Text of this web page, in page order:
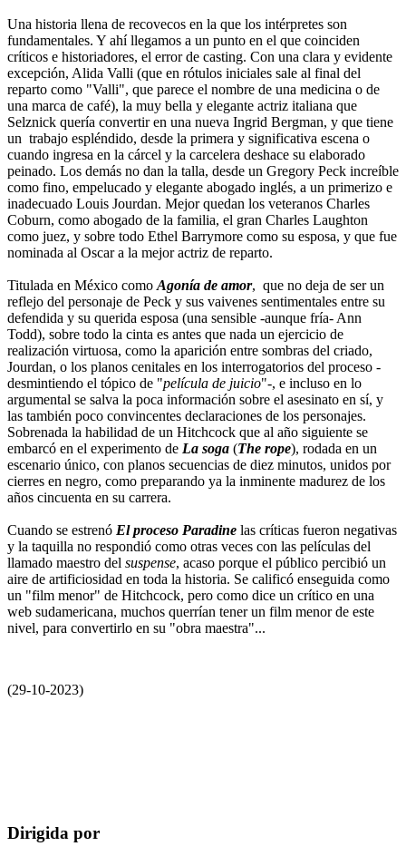
Una historia llena de recovecos en la que los intérpretes son
fundamentales. Y ahí llegamos a un punto en el que coinciden
críticos e historiadores, el error de casting. Con una clara y evidente
excepción, Alida Valli (que en rótulos iniciales sale al final del
reparto como "Valli", que parece el nombre de una medicina o de
una marca de café), la muy bella y elegante actriz italiana que
Selznick quería convertir en una nueva Ingrid Bergman, y que tiene
un trabajo espléndido, desde la primera y significativa escena o
cuando ingresa en la cárcel y la carcelera deshace su elaborado
peinado. Los demás no dan la talla, desde un Gregory Peck increíble
como fino, empelucado y elegante abogado inglés, a un primerizo e
inadecuado Louis Jourdan. Mejor quedan los veteranos Charles
Coburn, como abogado de la familia, el gran Charles Laughton
como juez, y sobre todo Ethel Barrymore como su esposa, y que fue
nominada al Oscar a la mejor actriz de reparto.
Titulada en México como Agonía de amor, que no deja de ser un
reflejo del personaje de Peck y sus vaivenes sentimentales entre su
defendida y su querida esposa (una sensible -aunque fría- Ann
Todd), sobre todo la cinta es antes que nada un ejercicio de
realización virtuosa, como la aparición entre sombras del criado,
Jourdan, o los planos cenitales en los interrogatorios del proceso -
desmintiendo el tópico de "película de juicio"-, e incluso en lo
argumental se salva la poca información sobre el asesinato en sí, y
las también poco convincentes declaraciones de los personajes.
Sobrenada la habilidad de un Hitchcock que al año siguiente se
embarcó en el experimento de La soga (The rope), rodada en un
escenario único, con planos secuencias de diez minutos, unidos por
cierres en negro, como preparando ya la inminente madurez de los
años cincuenta en su carrera.
Cuando se estrenó El proceso Paradine las críticas fueron negativas
y la taquilla no respondió como otras veces con las películas del
llamado maestro del suspense, acaso porque el público percibió un
aire de artificiosidad en toda la historia. Se calificó enseguida como
un "film menor" de Hitchcock, pero como dice un crítico en una
web sudamericana, muchos querrían tener un film menor de este
nivel, para convertirlo en su "obra maestra"...
(29-10-2023)
Dirigida por